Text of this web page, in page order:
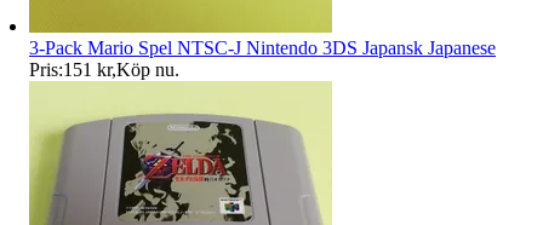
3-Pack Mario Spel NTSC-J Nintendo 3DS Japansk Japanese
Pris:151 kr,Köp nu.